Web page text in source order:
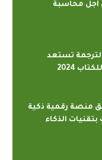
محاسبة
تستعد
2024
منصة رقمية ذكية
الذكاء